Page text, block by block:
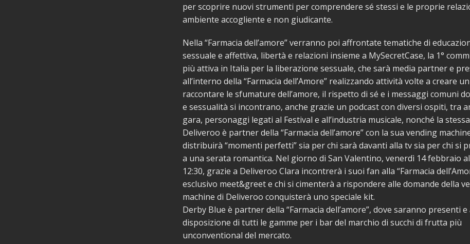
per scoprire nuovi strumenti per comprendere sé stessi e le proprie
ambiente accogliente e non giudicante.
Nella “Farmacia dell’amore” verranno poi affrontate tematiche di
sessuale e affettiva, libertà e relazioni insieme a MySecretCase, la 1°
più attiva in Italia per la liberazione sessuale, che sarà media partner e
all’interno della “Farmacia dell’Amore” realizzando attività volte a creare
raccontare le sfumature dell’amore, il rispetto di sé e i messaggi comuni
e sessualità si incontrano, anche grazie un podcast con diversi ospiti, tra
gara, personaggi legati al Festival e all’industria musicale, nonché la
Deliveroo è partner della “Farmacia dell’amore” con la sua vending
distribuirà “momenti perfetti” sia per chi sarà davanti alla tv sia per chi si
a una serata romantica. Nel giorno di San Valentino, venerdì 14 febbraio
12:30, grazie a Deliveroo Clara incontrerà i suoi fan alla “Farmacia
esclusivo meet&greet e chi si cimenterà a rispondere alle domande della
machine di Deliveroo conquisterà uno speciale kit.
Derby Blue è partner della “Farmacia dell’amore”, dove saranno presenti e
disposizione di tutti le gamme per i bar del marchio di succhi di frutta più
unconventional del mercato.